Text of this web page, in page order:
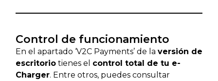
Control de funcionamiento
En el apartado ‘V2C Payments’ de la versión de
escritorio tienes el control total de tu e-
Charger. Entre otros, puedes consultar